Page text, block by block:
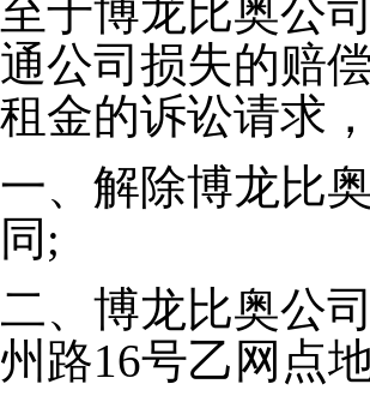
至于博龙比奥公
通公司损失的赔
租金的诉讼请求
一、解除博龙比
同;
二、博龙比奥公
州路16号乙网点